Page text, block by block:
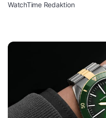
WatchTime Redaktion